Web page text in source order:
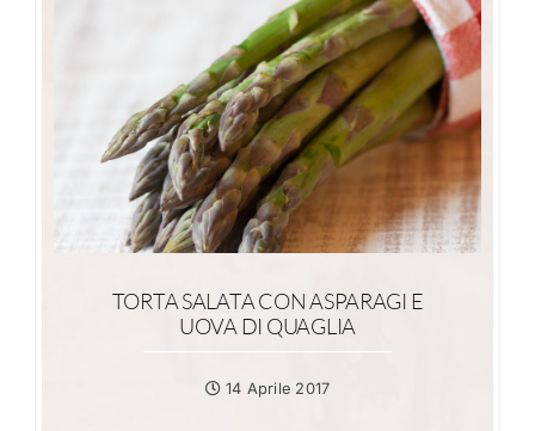
TORTA SALATA CON ASPARAGI E
UOVA DI QUAGLIA
14 Aprile 2017